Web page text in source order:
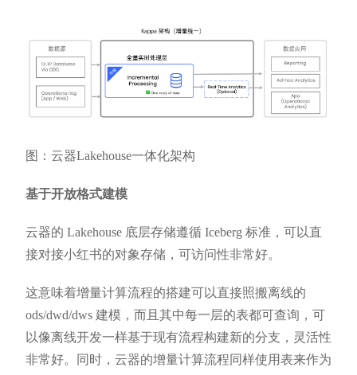
图：云器Lakehouse一体化架构
基于开放格式建模
云器的 Lakehouse 底层存储遵循 Iceberg 标准，可以直
接对接小红书的对象存储，可访问性非常好。
这意味着增量计算流程的搭建可以直接照搬离线的
ods/dwd/dws 建模，而且其中每一层的表都可查询，可
以像离线开发一样基于现有流程构建新的分支，灵活性
非常好。同时，云器的增量计算流程同样使用表来作为